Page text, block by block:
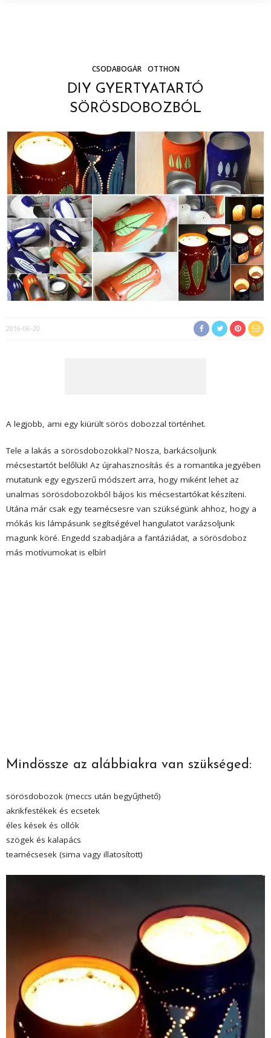
CSODABOGÁR OTTHON
DIY GYERTYATARTÓ
SÖRÖSDOBOZBÓL
2016-06-20
A legjobb, ami egy kiürült sörös dobozzal történhet.
Tele a lakás a sörösdobozokkal? Nosza, barkácsoljunk
mécsestartót belőlük! Az újrahasznosítás és a romantika jegyében
mutatunk egy egyszerű módszert arra, hogy miként lehet az
unalmas sörösdobozokból bájos kis mécsestartókat készíteni.
Utána már csak egy teamécsesre van szükségünk ahhoz, hogy a
mókás kis lámpásunk segítségével hangulatot varázsoljunk
magunk köré. Engedd szabadjára a fantáziádat, a sörösdoboz
más motívumokat is elbír!
Mindössze az alábbiakra van szükséged:
sörösdobozok (meccs után begyűjthető)
akrikfestékek és ecsetek
éles kések és ollók
szögek és kalapács
teamécsesek (sima vagy illatosított)